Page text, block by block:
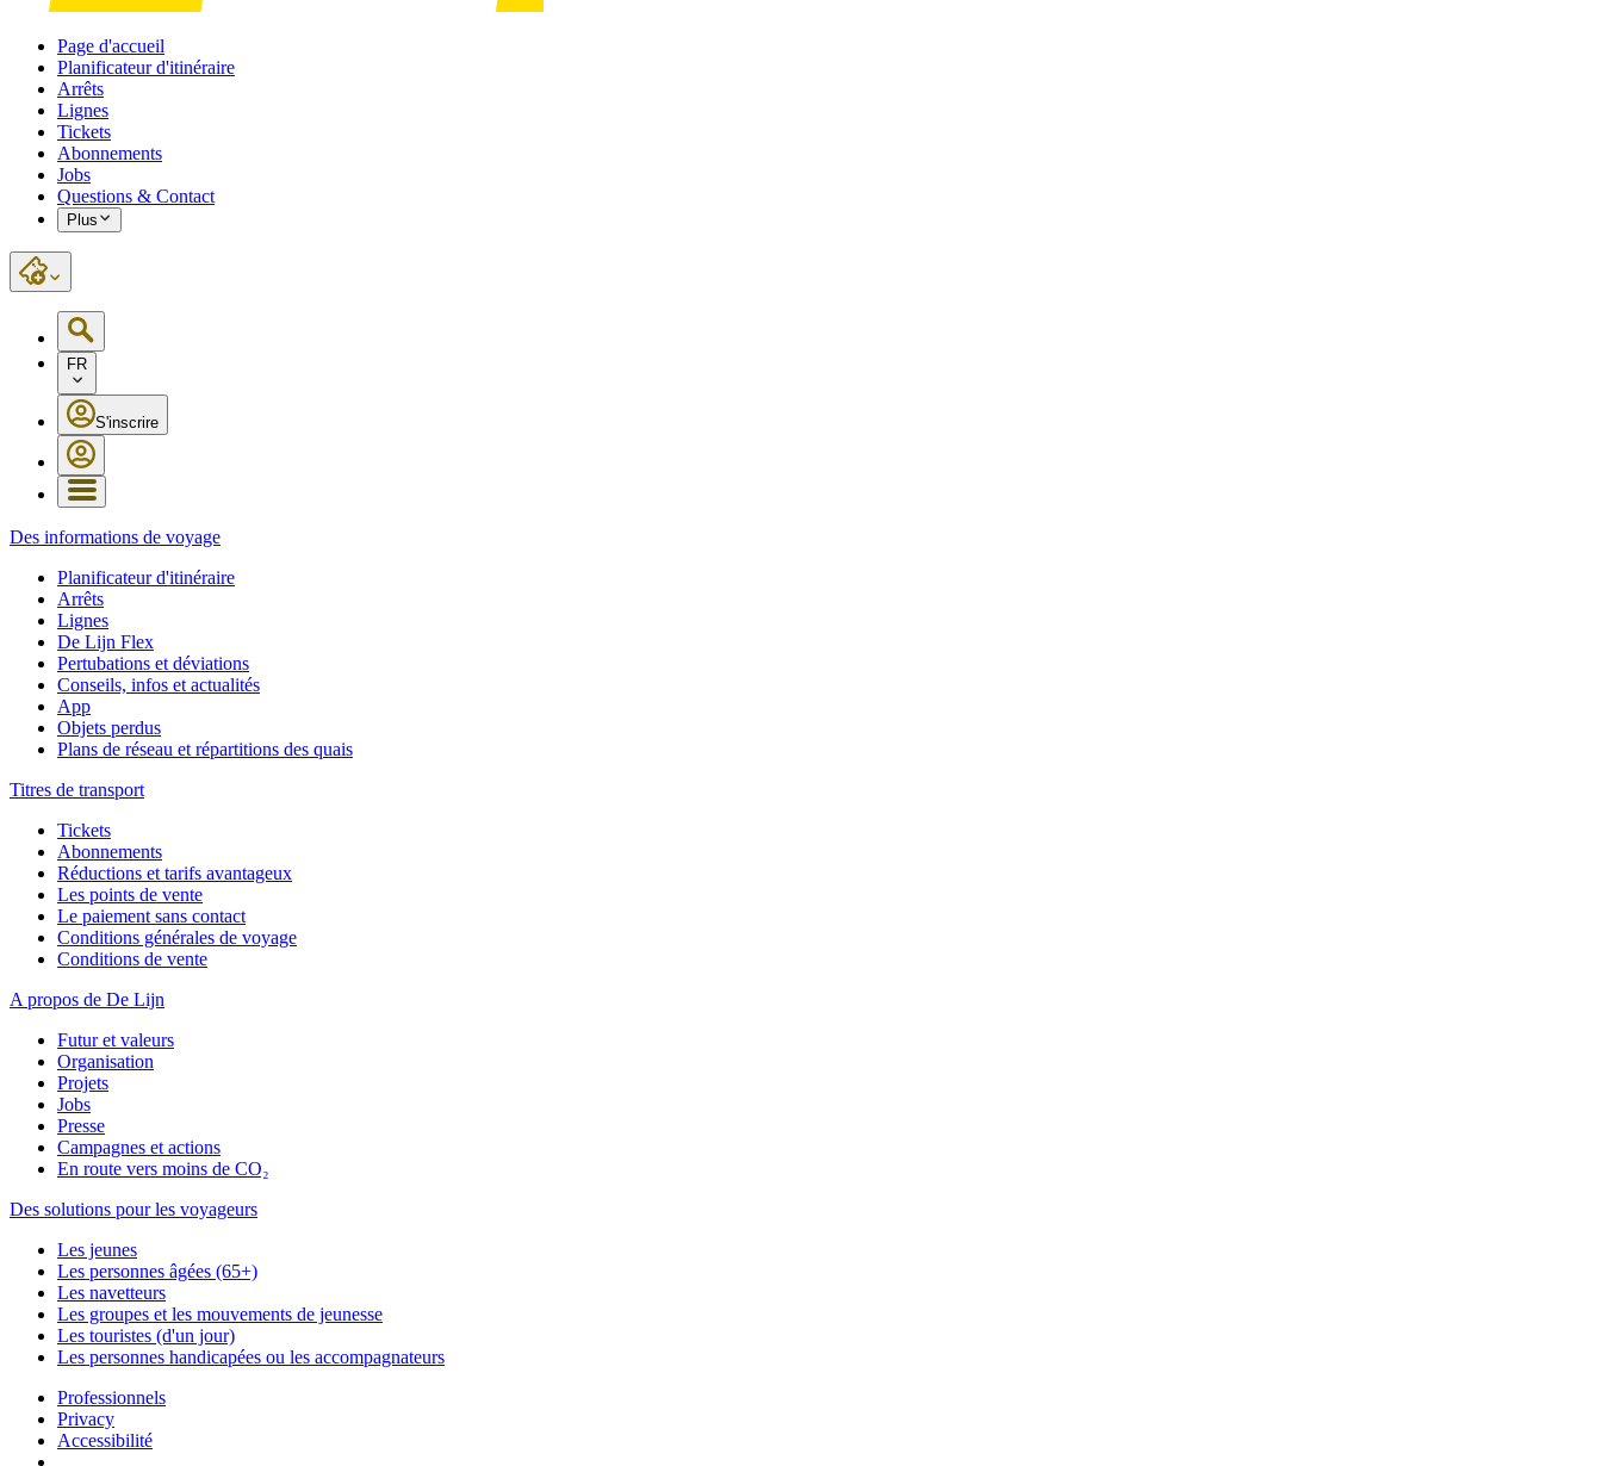
Page d'accueil
Planificateur d'itinéraire
Arrêts
Lignes
Tickets
Abonnements
Jobs
Questions & Contact
Plus
FR
S'inscrire
Des informations de voyage
Planificateur d'itinéraire
Arrêts
Lignes
De Lijn Flex
Pertubations et déviations
Conseils, infos et actualités
App
Objets perdus
Plans de réseau et répartitions des quais
Titres de transport
Tickets
Abonnements
Réductions et tarifs avantageux
Les points de vente
Le paiement sans contact
Conditions générales de voyage
Conditions de vente
A propos de De Lijn
Futur et valeurs
Organisation
Projets
Jobs
Presse
Campagnes et actions
En route vers moins de CO₂
Des solutions pour les voyageurs
Les jeunes
Les personnes âgées (65+)
Les navetteurs
Les groupes et les mouvements de jeunesse
Les touristes (d'un jour)
Les personnes handicapées ou les accompagnateurs
Professionnels
Privacy
Accessibilité